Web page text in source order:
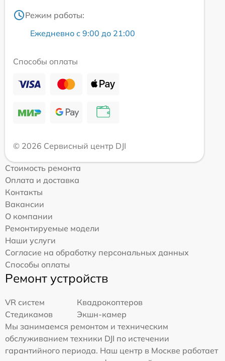
Режим работы:
Ежедневно с 9:00 до 21:00
Способы оплаты
© 2026 Сервисный центр DJI
Стоимость ремонта
Оплата и доставка
Контакты
Вакансии
О компании
Ремонтируемые модели
Наши услуги
Согласие на обработку персональных данных
Способы оплаты
Ремонт устройств
VR систем
Квадрокоптеров
Стедикамов
Экшн-камер
Мы занимаемся ремонтом и техническим
обслуживанием техники DJI по истечении
гарантийного периода. Наш центр в Москве работает